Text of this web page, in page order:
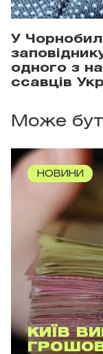
У
одного з
ссавців
Може
НОВИНИ
КИЇВ